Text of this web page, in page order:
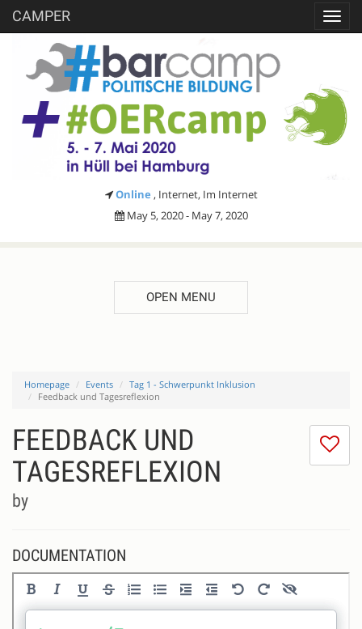
CAMPER
Online , Internet, Im Internet
May 5, 2020 - May 7, 2020
OPEN MENU
Homepage Events
Tag 1 - Schwerpunkt Inklusion
Feedback und Tagesreflexion
I
FEEDBACK UND
TAGESREFLEXION
by
DOCUMENTATION